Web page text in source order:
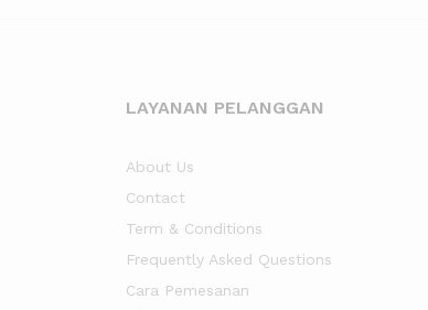
LAYANAN PELANGGAN
About Us
Contact
Term & Conditions
Frequently Asked Questions
Cara Pemesanan